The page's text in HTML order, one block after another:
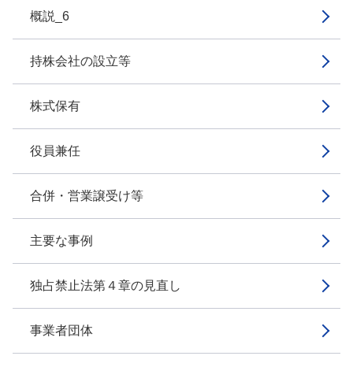
概説_6
持株会社の設立等
株式保有
役員兼任
合併・営業譲受け等
主要な事例
独占禁止法第４章の見直し
事業者団体